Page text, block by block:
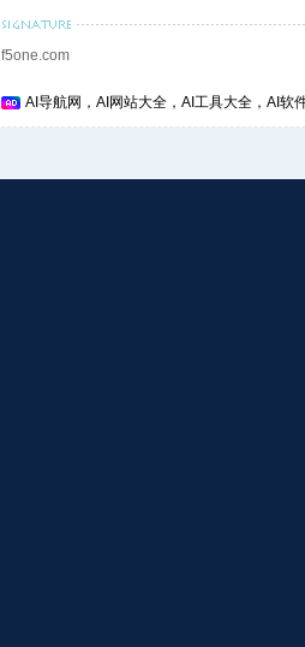
f5one.com
AI导航网，AI网站大全，AI工具大全，AI软